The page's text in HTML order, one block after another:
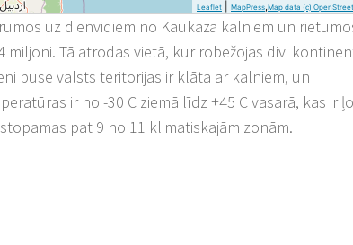
Leaflet MapPress,Map data (c)
uz dienvidiem no Kaukāza kalniem un
Tā atrodas vietā, kur robežojas divi
puse valsts teritorijas ir klāta ar kalniem, un
ir no -30 C ziemā līdz +45 C vasarā, kas ir
pat 9 no 11 klimatiskajām zonām.